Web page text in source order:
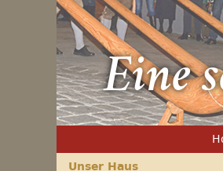
Eine
Unser Haus